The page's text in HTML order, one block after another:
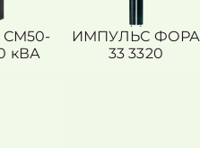
кВА
ИМПУЛЬС ФОРА
33 3320